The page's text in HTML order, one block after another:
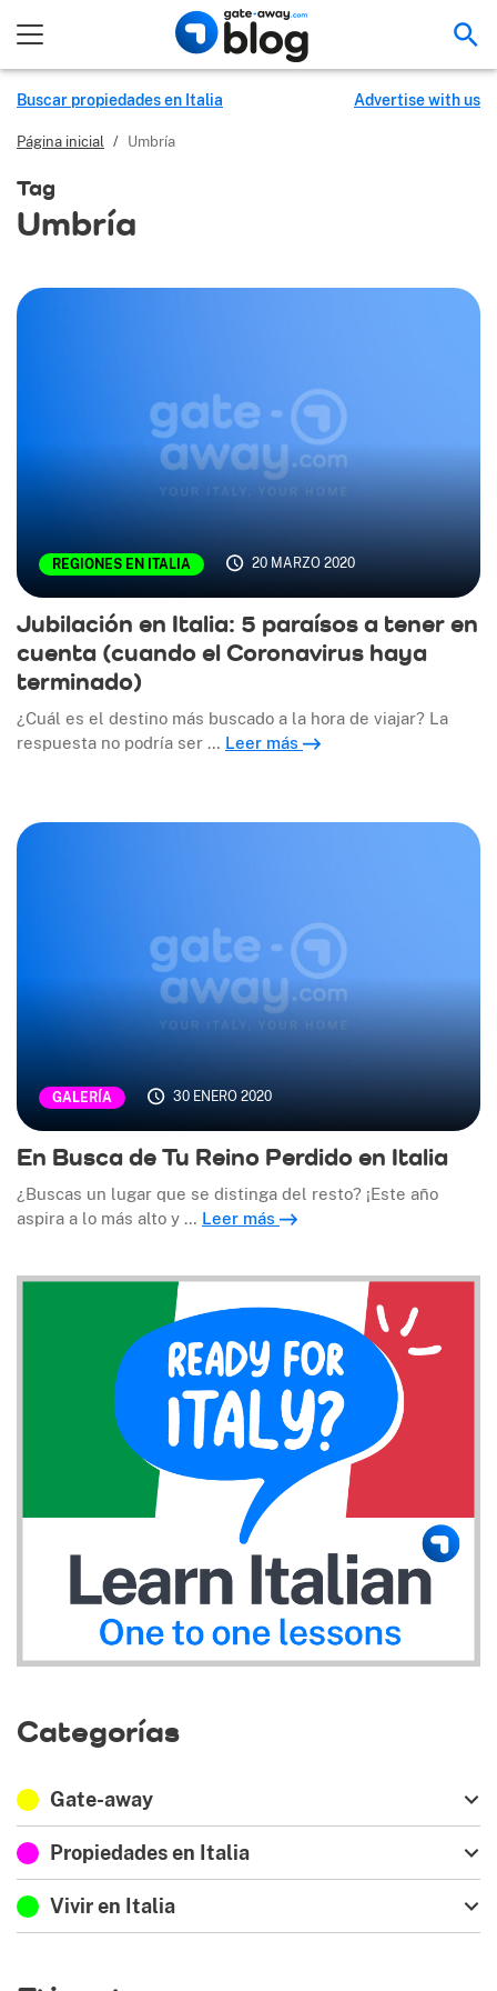
Buscar propiedades en Italia Advertise with us
Página inicial / Umbría
Tag
Umbría
REGIONES EN ITALIA 20 MARZO 2020
Jubilación en Italia: 5 paraísos a tener en
cuenta (cuando el Coronavirus haya
terminado)
¿Cuál es el destino más buscado a la hora de viajar? La
respuesta no podría ser … Leer más
GALERÍA 30 ENERO 2020
En Busca de Tu Reino Perdido en Italia
¿Buscas un lugar que se distinga del resto? ¡Este año
aspira a lo más alto y … Leer más
Categorías
Gate-away
Propiedades en Italia
Vivir en Italia